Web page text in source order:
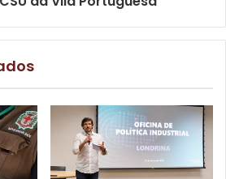
Centro de Testagem e Aconselhamento
virais sífilis Tiro de Guerra de Londrina